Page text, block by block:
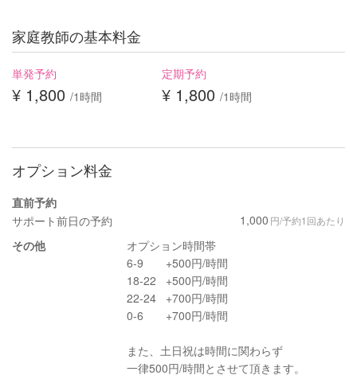
家庭教師の基本料金
単発予約
¥ 1,800 /1時間
定期予約
¥ 1,800 /1時間
オプション料金
直前予約
サポート前日の予約
1,000 円/予約1回あたり
その他
オプション時間帯
6-9 +500円/時間
18-22 +500円/時間
22-24 +700円/時間
0-6 +700円/時間
また、土日祝は時間に関わらず
一律500円/時間とさせて頂きます。